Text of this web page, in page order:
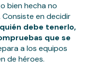
bien hecha no
en decidir
debe tenerlo,
que se
a los equipos
de héroes.